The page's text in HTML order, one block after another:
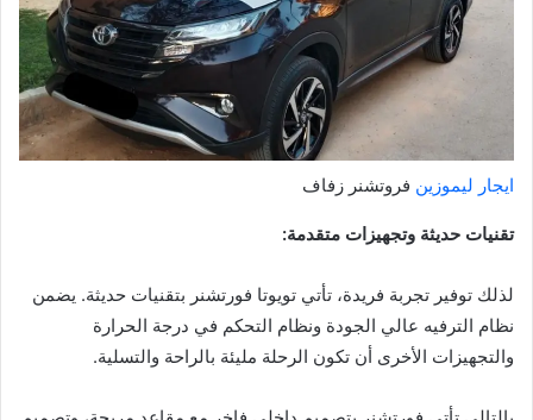
ايجار ليموزين فروتشنر زفاف
تقنيات حديثة وتجهيزات متقدمة:
لذلك توفير تجربة فريدة، تأتي تويوتا فورتشنر بتقنيات حديثة. يضمن
نظام الترفيه عالي الجودة ونظام التحكم في درجة الحرارة
والتجهيزات الأخرى أن تكون الرحلة مليئة بالراحة والتسلية.